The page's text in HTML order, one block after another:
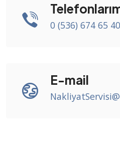
0 (536) 674 65 40
E-mail